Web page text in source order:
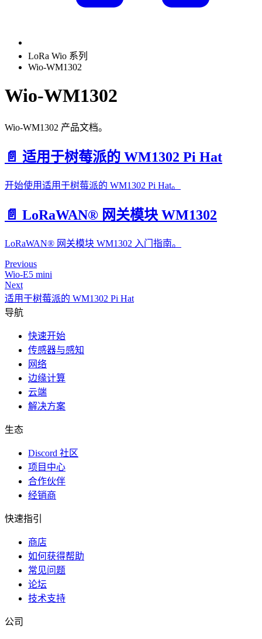
LoRa Wio 系列
Wio-WM1302
Wio-WM1302
Wio-WM1302 产品文档。
📄️ 适用于树莓派的 WM1302 Pi Hat
开始使用适用于树莓派的 WM1302 Pi Hat。
📄️ LoRaWAN® 网关模块 WM1302
LoRaWAN® 网关模块 WM1302 入门指南。
Previous
Wio-E5 mini
Next
适用于树莓派的 WM1302 Pi Hat
导航
快速开始
传感器与感知
网络
边缘计算
云端
解决方案
生态
Discord 社区
项目中心
合作伙伴
经销商
快速指引
商店
如何获得帮助
常见问题
论坛
技术支持
公司